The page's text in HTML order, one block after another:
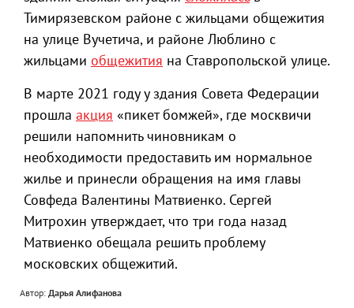
Тимирязевском районе с жильцами общежития
на улице Вучетича, и районе Люблино с
жильцами общежития на Ставропольской улице.
В марте 2021 году у здания Совета Федерации
прошла акция «пикет бомжей», где москвичи
решили напомнить чиновникам о
необходимости предоставить им нормальное
жилье и принесли обращения на имя главы
Совфеда Валентины Матвиенко. Сергей
Митрохин утверждает, что три года назад
Матвиенко обещала решить проблему
московских общежитий.
Автор: Дарья Алифанова